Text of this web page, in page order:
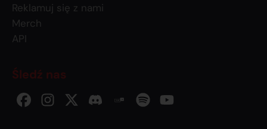
Reklamuj się z nami
Merch
API
Śledź nas